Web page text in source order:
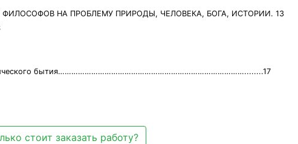
НА ПРОБЛЕМУ ПРИРОДЫ, ЧЕЛОВЕКА, БОГА, ИСТОРИИ. 13
бытия…………………………………………………………………………........17
стоит заказать работу?